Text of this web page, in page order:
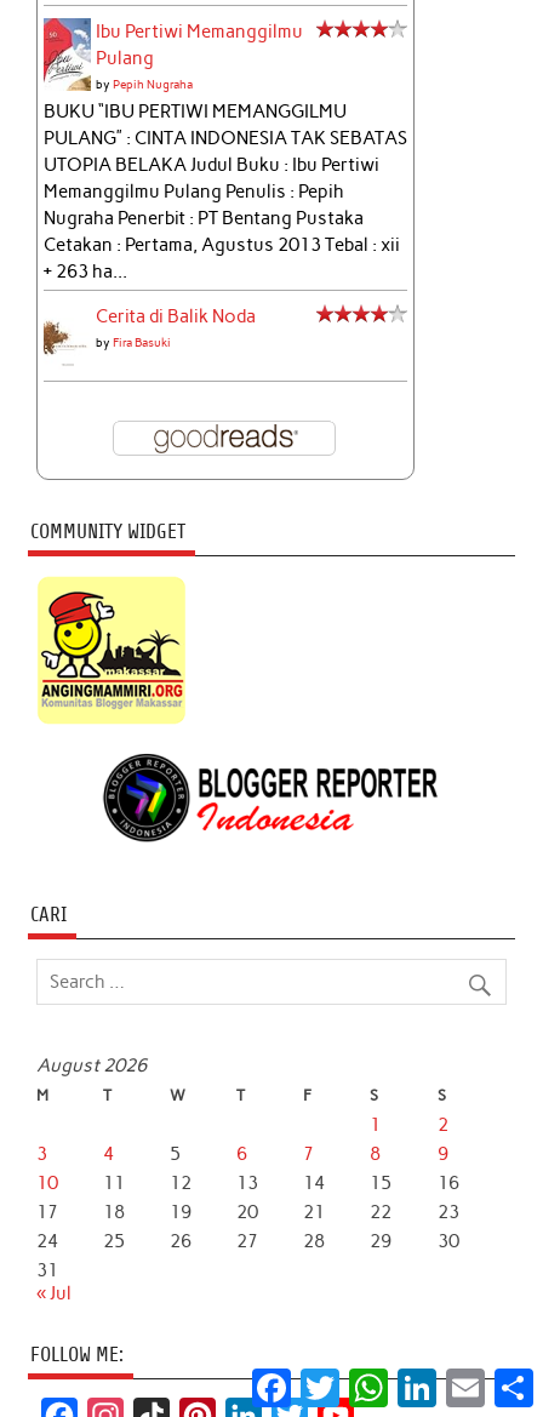
Ibu Pertiwi Memanggilmu
Pulang
byPepih Nugraha
BUKU “IBU PERTIWI MEMANGGILMU
PULANG” : CINTA INDONESIA TAK SEBATAS
UTOPIA BELAKA Judul Buku : Ibu Pertiwi
Memanggilmu Pulang Penulis : Pepih
Nugraha Penerbit : PT Bentang Pustaka
Cetakan : Pertama, Agustus 2013 Tebal : xii
+ 263 ha...
Cerita di Balik Noda
byFira Basuki
COMMUNITY WIDGET
CARI
August 2026
M T W T F S S
1
2
3
4 5 6 7 8
9
10
11 12 13 14 15
16
17
18 19 20 21 22
23
24
25 26 27 28 29
30
31
« Jul
FOLLOW ME:
Facebook
TwitterWhatsApp
LinkedInEmail